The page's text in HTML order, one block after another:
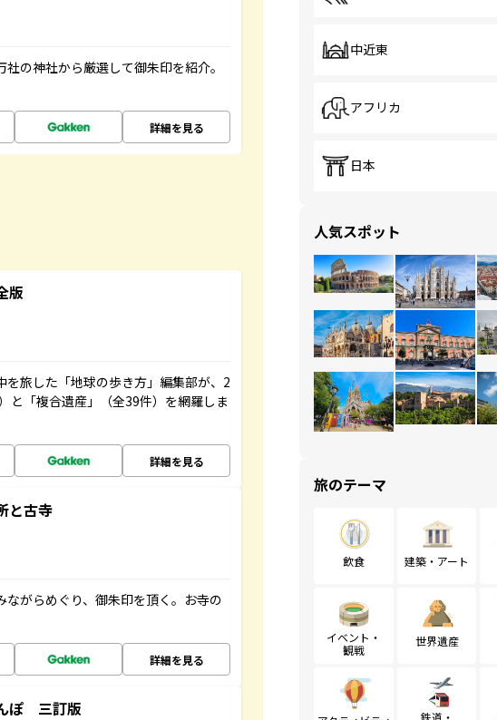
の神社から厳選して御朱印を紹介。
詳細を見る
版
旅した「地球の歩き方」編集部が、2
と「複合遺産」（全39件）を網羅しま
詳細を見る
と古寺
がらめぐり、御朱印を頂く。お寺の
詳細を見る
ぽ 三訂版
中近東
アフリカ
日本
人気スポット
旅のテーマ
飲食 建築・アート
イベント・
観戦
世界遺産
鉄道・